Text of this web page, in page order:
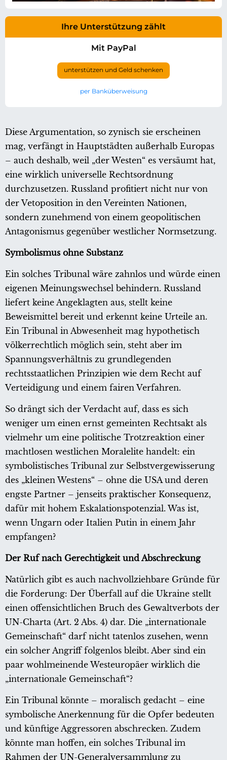
Ihre Unterstützung zählt
Mit PayPal
unterstützen und Geld schenken
per Banküberweisung
Diese Argumentation, so zynisch sie erscheinen
mag, verfängt in Hauptstädten außerhalb Europas
– auch deshalb, weil „der Westen“ es versäumt hat,
eine wirklich universelle Rechtsordnung
durchzusetzen. Russland profitiert nicht nur von
der Vetoposition in den Vereinten Nationen,
sondern zunehmend von einem geopolitischen
Antagonismus gegenüber westlicher Normsetzung.
Symbolismus ohne Substanz
Ein solches Tribunal wäre zahnlos und würde einen
eigenen Meinungswechsel behindern. Russland
liefert keine Angeklagten aus, stellt keine
Beweismittel bereit und erkennt keine Urteile an.
Ein Tribunal in Abwesenheit mag hypothetisch
völkerrechtlich möglich sein, steht aber im
Spannungsverhältnis zu grundlegenden
rechtsstaatlichen Prinzipien wie dem Recht auf
Verteidigung und einem fairen Verfahren.
So drängt sich der Verdacht auf, dass es sich
weniger um einen ernst gemeinten Rechtsakt als
vielmehr um eine politische Trotzreaktion einer
machtlosen westlichen Moralelite handelt: ein
symbolistisches Tribunal zur Selbstvergewisserung
des „kleinen Westens“ – ohne die USA und deren
engste Partner – jenseits praktischer Konsequenz,
dafür mit hohem Eskalationspotenzial. Was ist,
wenn Ungarn oder Italien Putin in einem Jahr
empfangen?
Der Ruf nach Gerechtigkeit und Abschreckung
Natürlich gibt es auch nachvollziehbare Gründe für
die Forderung: Der Überfall auf die Ukraine stellt
einen offensichtlichen Bruch des Gewaltverbots der
UN-Charta (Art. 2 Abs. 4) dar. Die „internationale
Gemeinschaft“ darf nicht tatenlos zusehen, wenn
ein solcher Angriff folgenlos bleibt. Aber sind ein
paar wohlmeinende Westeuropäer wirklich die
„internationale Gemeinschaft“?
Ein Tribunal könnte – moralisch gedacht – eine
symbolische Anerkennung für die Opfer bedeuten
und künftige Aggressoren abschrecken. Zudem
könnte man hoffen, ein solches Tribunal im
Rahmen der UN-Generalversammlung zu